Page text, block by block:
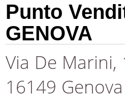
Punto
GENOVA
Via De Marini,
16149 Genova